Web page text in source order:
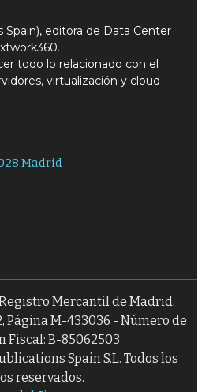
Spain), editora de Data Center
todo lo relacionado con el
virtualización y cloud
Madrid
Mercantil de Madrid,
Página M-433036 - Número de
Fiscal: B-85062503
Spain S.L. Todos los
reservados.